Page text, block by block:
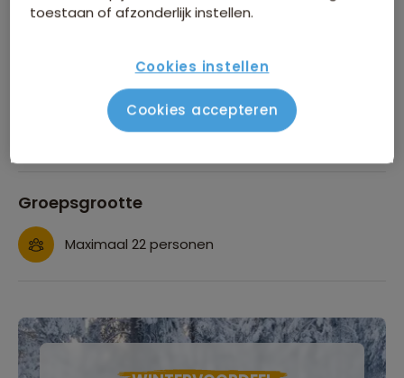
de Great Barrier ReefBekijk alle voordelen
Comfort en zwaarte van de reis
Zwaarte van de reis
Groepsgrootte
Maximaal 22 personen
toestaan of afzonderlijk instellen.
Cookies instellen
Cookies accepteren